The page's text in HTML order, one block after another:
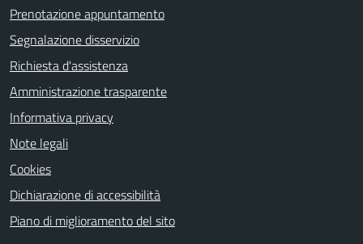
Prenotazione appuntamento
Segnalazione disservizio
Richiesta d'assistenza
Amministrazione trasparente
Informativa privacy
Note legali
Cookies
Dichiarazione di accessibilità
Piano di miglioramento del sito